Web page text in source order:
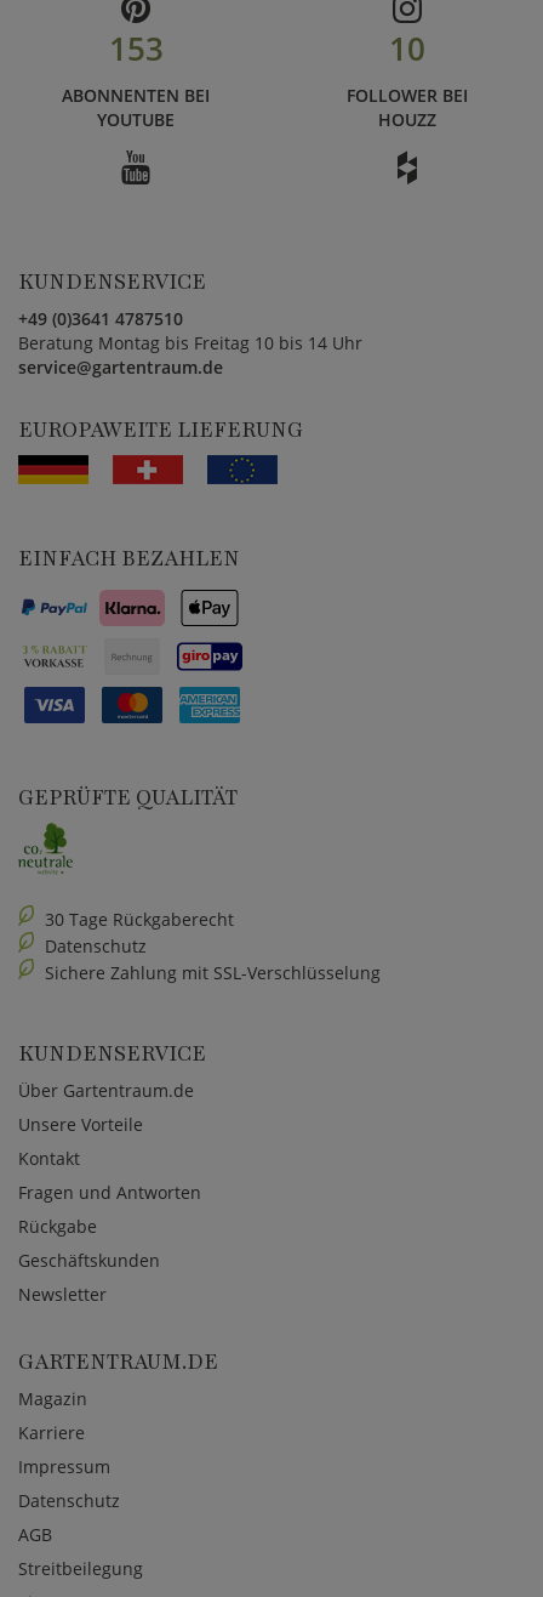
153
ABONNENTEN BEI
YOUTUBE
10
FOLLOWER BEI
HOUZZ
KUNDENSERVICE
+49 (0)3641 4787510
Beratung Montag bis Freitag 10 bis 14 Uhr
service@gartentraum.de
EUROPAWEITE LIEFERUNG
EINFACH BEZAHLEN
GEPRÜFTE QUALITÄT
30 Tage Rückgaberecht
Datenschutz
Sichere Zahlung mit SSL-Verschlüsselung
KUNDENSERVICE
Über Gartentraum.de
Unsere Vorteile
Kontakt
Fragen und Antworten
Rückgabe
Geschäftskunden
Newsletter
GARTENTRAUM.DE
Magazin
Karriere
Impressum
Datenschutz
AGB
Streitbeilegung